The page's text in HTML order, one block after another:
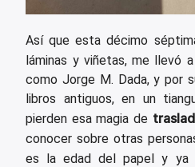
Así que esta décimo
láminas y viñetas, me llevó
como Jorge M. Dada, y por
libros antiguos, en un
pierden esa magia de
conocer sobre otras
es la edad del papel y ya